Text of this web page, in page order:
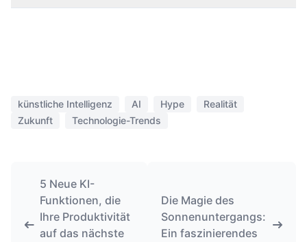
künstliche Intelligenz AI Hype
Realität
Zukunft
Technologie-Trends
5 Neue KI-
Funktionen, die
Ihre Produktivität
auf das nächste
Die Magie des
Sonnenuntergangs:
Ein faszinierendes